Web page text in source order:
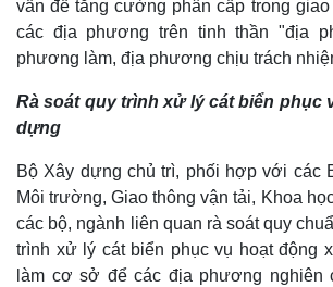
Kinh tế
Bất động sản
Thị
Giá vàng
Tỷ giá
vấn đề tăng cường phân cấp trong
các địa phương trên tinh thần "địa
phương làm, địa phương chịu trách
Rà soát quy trình xử lý cát biển phục
dựng
Bộ Xây dựng chủ trì, phối hợp với các
Môi trường, Giao thông vận tải, Khoa
các bộ, ngành liên quan rà soát quy
trình xử lý cát biển phục vụ hoạt động
làm cơ sở để các địa phương nghiên